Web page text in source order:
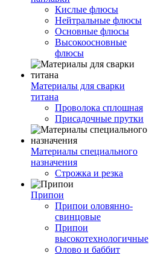
Кислые флюсы
Нейтральные флюсы
Основные флюсы
Высокоосновные
флюсы
Материалы для сварки
титана
Проволока сплошная
Присадочные прутки
Материалы специального
назначения
Строжка и резка
Припои
Припои оловянно-
свинцовые
Припои
высокотехнологичные
Олово и баббит